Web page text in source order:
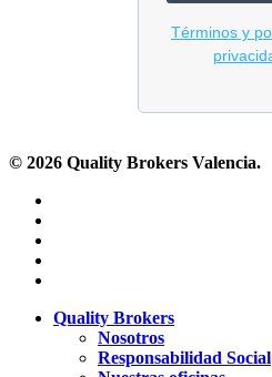
© 2026 Quality Brokers Valencia.
Close
Quality Brokers
Nosotros
Responsabilidad Social